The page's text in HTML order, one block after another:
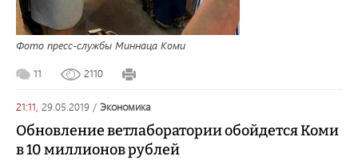
Фото пресс-службы Миннаца Коми
11 2110
21:11, 29.05.2019 / экономика
Обновление ветлаборатории обойдется Коми
в 10 миллионов рублей